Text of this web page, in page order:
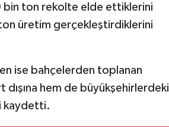
bin ton rekolte elde ettiklerini
üretim gerçekleştirdiklerini
ise bahçelerden toplanan
dışına hem de büyükşehirlerdeki
kaydetti.